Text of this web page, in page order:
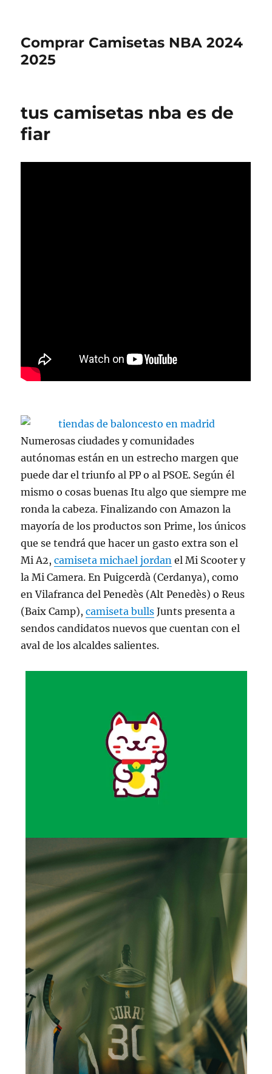
Comprar Camisetas NBA 2024
2025
tus camisetas nba es de
fiar
Numerosas ciudades y comunidades
autónomas están en un estrecho margen que
puede dar el triunfo al PP o al PSOE. Según él
mismo o cosas buenas Itu algo que siempre me
ronda la cabeza. Finalizando con Amazon la
mayoría de los productos son Prime, los únicos
que se tendrá que hacer un gasto extra son el
Mi A2,camiseta michael jordan el Mi Scooter y
la Mi Camera. En Puigcerdà (Cerdanya), como
en Vilafranca del Penedès (Alt Penedès) o Reus
(Baix Camp),camiseta bulls Junts presenta a
sendos candidatos nuevos que cuentan con el
aval de los alcaldes sa­lientes.